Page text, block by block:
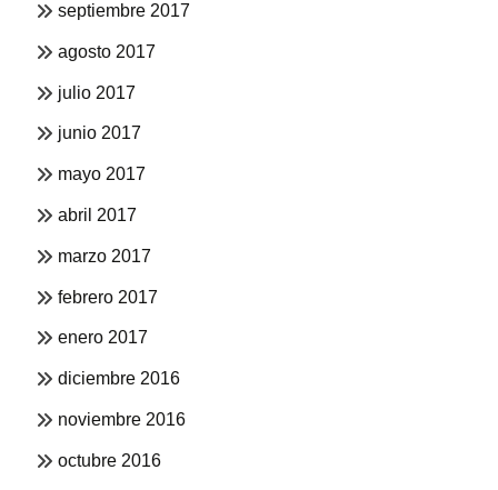
septiembre 2017
agosto 2017
julio 2017
junio 2017
mayo 2017
abril 2017
marzo 2017
febrero 2017
enero 2017
diciembre 2016
noviembre 2016
octubre 2016